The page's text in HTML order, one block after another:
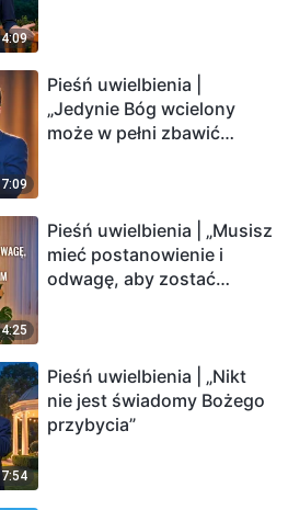
4:09
7:09
Pieśń uwielbienia |
„Jedynie Bóg wcielony
może w pełni zbawić
4:25
Pieśń uwielbienia | „Musisz
mieć postanowienie i
odwagę, aby zostać
7:54
Pieśń uwielbienia | „Nikt
nie jest świadomy Bożego
przybycia”